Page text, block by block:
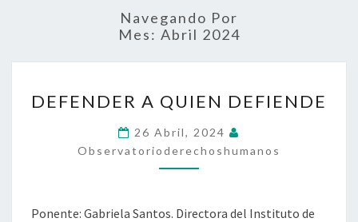
Navegando Por
Mes: Abril 2024
A
QUIEN
DEFIENDE
DEFENDER A QUIEN DEFIENDE
26 Abril, 2024
Observatorioderechoshumanos
Ponente: Gabriela Santos. Directora del Instituto de